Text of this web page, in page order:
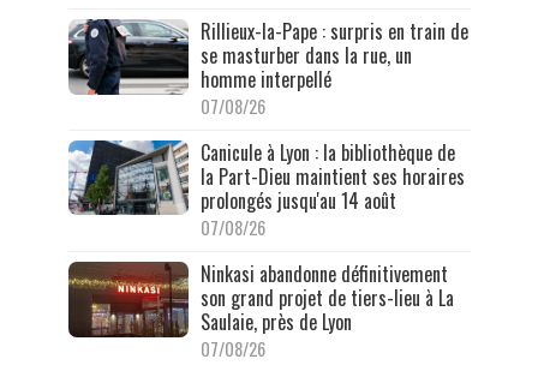
Rillieux-la-Pape : surpris en train de
se masturber dans la rue, un
homme interpellé
07/08/26
Canicule à Lyon : la bibliothèque de
la Part-Dieu maintient ses horaires
prolongés jusqu'au 14 août
07/08/26
Ninkasi abandonne définitivement
son grand projet de tiers-lieu à La
Saulaie, près de Lyon
07/08/26